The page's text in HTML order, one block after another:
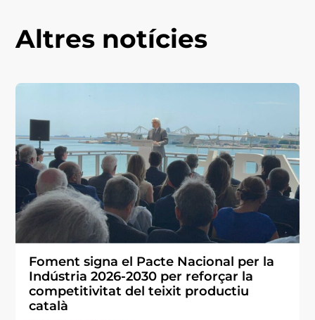
Altres notícies
Foment signa el Pacte Nacional per la
Indústria 2026-2030 per reforçar la
competitivitat del teixit productiu
català